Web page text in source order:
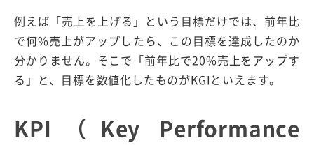
例えば「売上を上げる」という目標だけでは、前年比
で何%売上がアップしたら、この目標を達成したのか
分かりません。そこで「前年比で20%売上をアップす
る」と、目標を数値化したものがKGIといえます。
KPI（Key Performance